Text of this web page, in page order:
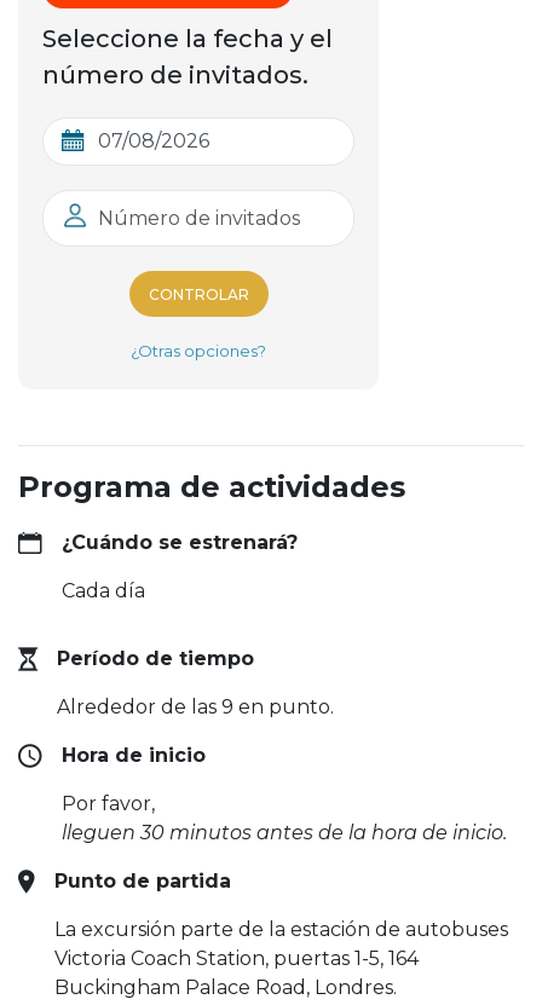
Seleccione la fecha y el
número de invitados.
Número de invitados
CONTROLAR
¿Otras opciones?
Programa de actividades
¿Cuándo se estrenará?
Cada día
Período de tiempo
Alrededor de las 9 en punto.
Hora de inicio
Por favor,
lleguen 30 minutos antes de la hora de inicio.
Punto de partida
La excursión parte de la estación de autobuses
Victoria Coach Station, puertas 1-5, 164
Buckingham Palace Road, Londres.